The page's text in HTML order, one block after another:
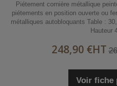
Piétement cornière métallique
piétements en position ouverte ou
métalliques autobloquants Table :
Hauteur
248,90 €HT
Voir fiche